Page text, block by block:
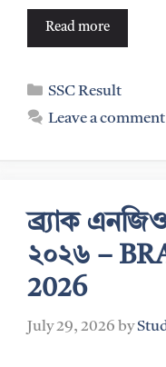
Read more
Categories
SSC Result
Leave a comment
ব্র্যাক
২০২৬ –
2026
July 29, 2026 by